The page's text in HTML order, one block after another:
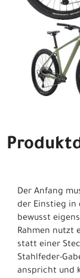
Der Anfang
der Einstieg in
bewusst
Rahmen nutzt
statt einer
Stahlfeder-
anspricht und